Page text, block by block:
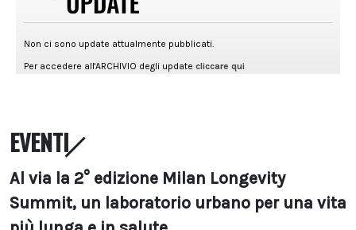
EVENTI
Al via la 2° edizione Milan Longevity
Summit, un laboratorio urbano per una vita